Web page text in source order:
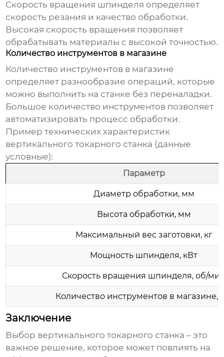
Скорость вращения шпинделя определяет
скорость резания и качество обработки.
Высокая скорость вращения позволяет
обрабатывать материалы с высокой точностью.
Количество инструментов в магазине
Количество инструментов в магазине
определяет разнообразие операций, которые
можно выполнить на станке без переналадки.
Большое количество инструментов позволяет
автоматизировать процесс обработки.
Пример технических характеристик
вертикального токарного станка (данные
условные):
Параметр
Диаметр обработки, мм
Высота обработки, мм
Максимальный вес заготовки, кг
Мощность шпинделя, кВт
Скорость вращения шпинделя, об/
Количество инструментов в магазине,
Заключение
Выбор вертикального токарного станка – это
важное решение, которое может повлиять на